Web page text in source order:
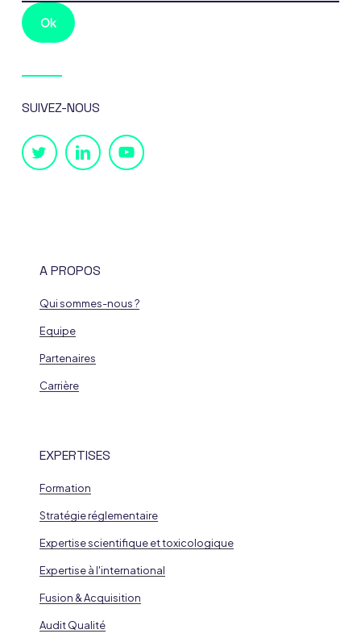
SUIVEZ-NOUS
A PROPOS
Qui sommes-nous ?
Equipe
Partenaires
Carrière
EXPERTISES
Formation
Stratégie réglementaire
Expertise scientifique et toxicologique
Expertise à l'international
Fusion & Acquisition
Audit Qualité